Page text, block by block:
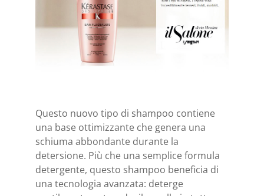
Questo nuovo tipo di shampoo contiene
una base ottimizzante che genera una
schiuma abbondante durante la
detersione. Più che una semplice formula
detergente, questo shampoo beneficia di
una tecnologia avanzata: deterge